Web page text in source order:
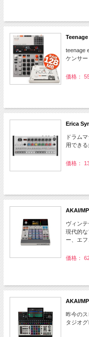
teenage
ケンサー
価格：
Erica
ドラム
用でき
価格：
AKAI/
ヴィン
現代的
ー、エ
価格：
AKAI/
昨今の
タジオ